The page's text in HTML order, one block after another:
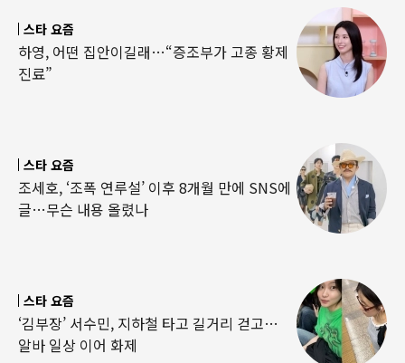
스타 요즘
하영, 어떤 집안이길래…“증조부가 고종 황제
진료”
스타 요즘
조세호, ‘조폭 연루설’ 이후 8개월 만에 SNS에
글…무슨 내용 올렸나
스타 요즘
‘김부장’ 서수민, 지하철 타고 길거리 걷고…
알바 일상 이어 화제